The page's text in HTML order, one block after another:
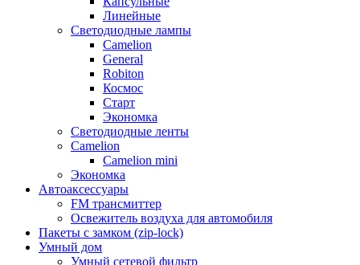
Линейные
Светодиодные лампы
Camelion
General
Robiton
Космос
Старт
Экономка
Светодиодные ленты
Camelion
Camelion mini
Экономка
Автоаксессуары
FM трансмиттер
Освежитель воздуха для автомобиля
Пакеты с замком (zip-lock)
Умный дом
Умный сетевой фильтр